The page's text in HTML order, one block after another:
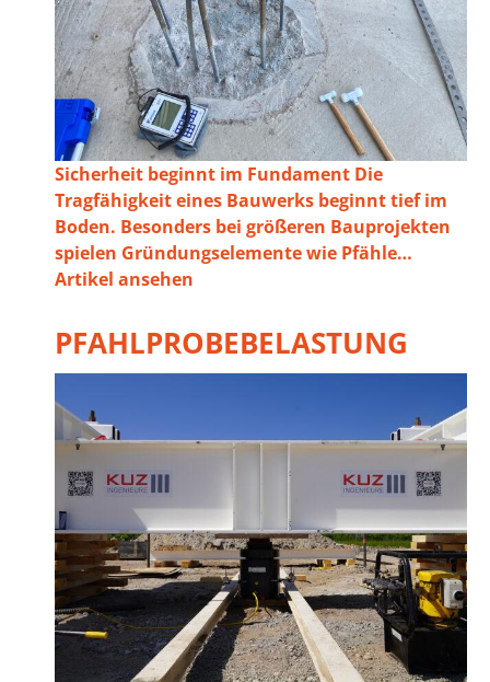
Sicherheit beginnt im Fundament Die
Tragfähigkeit eines Bauwerks beginnt tief im
Boden. Besonders bei größeren Bauprojekten
spielen Gründungselemente wie Pfähle…
Artikel ansehen
PFAHLPROBEBELASTUNG